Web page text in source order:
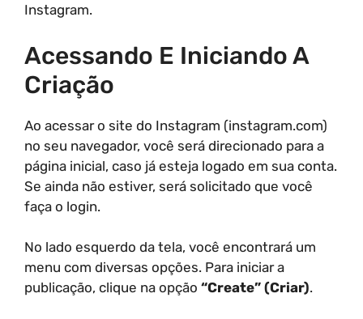
Instagram.
Acessando E Iniciando A
Criação
Ao acessar o site do Instagram (instagram.com)
no seu navegador, você será direcionado para a
página inicial, caso já esteja logado em sua conta.
Se ainda não estiver, será solicitado que você
faça o login.
No lado esquerdo da tela, você encontrará um
menu com diversas opções. Para iniciar a
publicação, clique na opção “Create” (Criar).